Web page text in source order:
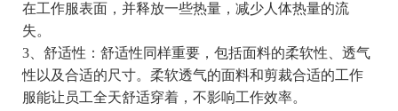
在工作服表面，并释放一些热量，减少人体热量的流
失。
3、舒适性：舒适性同样重要，包括面料的柔软性、透气
性以及合适的尺寸。柔软透气的面料和剪裁合适的工作
服能让员工全天舒适穿着，不影响工作效率。